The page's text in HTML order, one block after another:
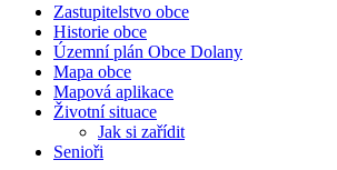
Zastupitelstvo obce
Historie obce
Územní plán Obce Dolany
Mapa obce
Mapová aplikace
Životní situace
Jak si zařídit
Senioři